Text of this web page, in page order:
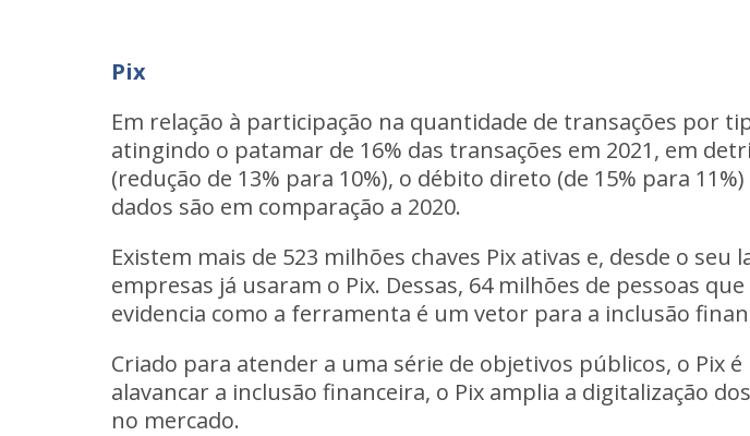
Pix
Em relação à participação na quantidade de transações por
atingindo o patamar de 16% das transações em 2021, em
(redução de 13% para 10%), o débito direto (de 15% para
dados são em comparação a 2020.
Existem mais de 523 milhões chaves Pix ativas e, desde o
empresas já usaram o Pix. Dessas, 64 milhões de pessoas
evidencia como a ferramenta é um vetor para a inclusão
Criado para atender a uma série de objetivos públicos, o Pix
alavancar a inclusão financeira, o Pix amplia a digitalização
no mercado.